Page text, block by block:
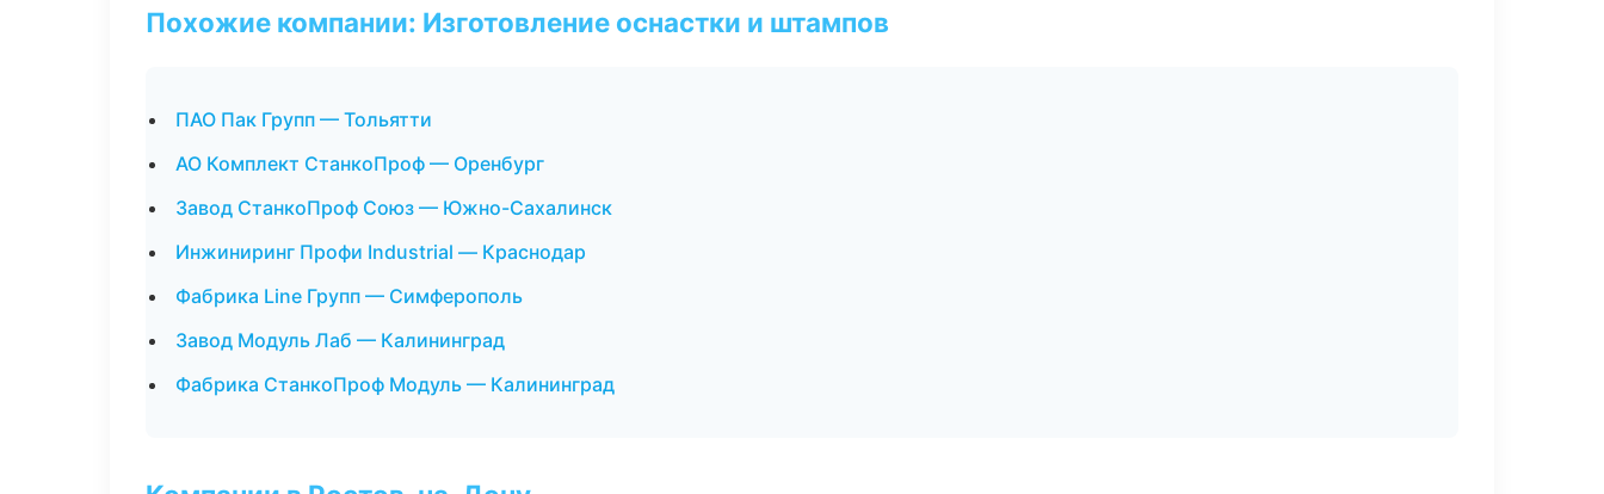
Похожие компании: Изготовление оснастки и штампов
ПАО Пак Групп — Тольятти
АО Комплект СтанкоПроф — Оренбург
Завод СтанкоПроф Союз — Южно-Сахалинск
Инжиниринг Профи Industrial — Краснодар
Фабрика Line Групп — Симферополь
Завод Модуль Лаб — Калининград
Фабрика СтанкоПроф Модуль — Калининград